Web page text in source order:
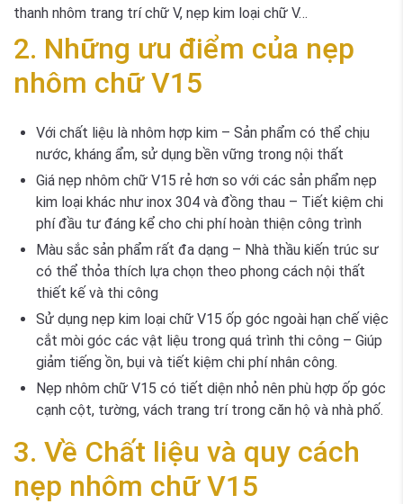
thanh nhôm trang trí chữ V, nẹp kim loại chữ V…
2. Những ưu điểm của nẹp
nhôm chữ V15
Với chất liệu là nhôm hợp kim – Sản phẩm có thể chịu
nước, kháng ẩm, sử dụng bền vững trong nội thất
Giá nẹp nhôm chữ V15 rẻ hơn so với các sản phẩm nẹp
kim loại khác như inox 304 và đồng thau – Tiết kiệm chi
phí đầu tư đáng kể cho chi phí hoàn thiện công trình
Màu sắc sản phẩm rất đa dạng – Nhà thầu kiến trúc sư
có thể thỏa thích lựa chọn theo phong cách nội thất
thiết kế và thi công
Sử dụng nẹp kim loại chữ V15 ốp góc ngoài hạn chế việc
cắt mòi góc các vật liệu trong quá trình thi công – Giúp
giảm tiếng ồn, bụi và tiết kiệm chi phí nhân công.
Nẹp nhôm chữ V15 có tiết diện nhỏ nên phù hợp ốp góc
cạnh cột, tường, vách trang trí trong căn hộ và nhà phố.
3. Về Chất liệu và quy cách
nẹp nhôm chữ V15